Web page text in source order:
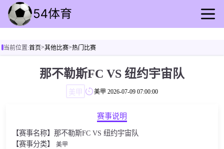
足球直播
其他比赛
当前位置:首页>其他比赛>热门比赛
那不勒斯FC VS 纽约宇宙队
美甲 美甲 2026-07-09 07:00:00
赛事说明
【赛事名称】那不勒斯FC VS 纽约宇宙队
【赛事分类】 美甲